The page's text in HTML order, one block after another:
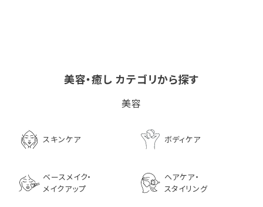
LPLP（ルプルプ） エッ
センスカラートリートメン
美容・癒し カテゴリから探す
美容
スキンケア ボディケア
ベースメイク・
メイクアップ
ヘアケア・
スタイリング